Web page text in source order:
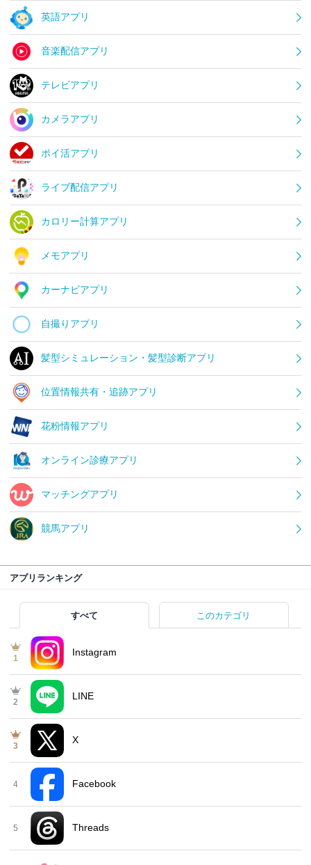
英語アプリ
音楽配信アプリ
テレビアプリ
カメラアプリ
ポイ活アプリ
ライブ配信アプリ
カロリー計算アプリ
メモアプリ
カーナビアプリ
自撮りアプリ
髪型シミュレーション・髪型診断アプリ
位置情報共有・追跡アプリ
花粉情報アプリ
オンライン診療アプリ
マッチングアプリ
競馬アプリ
アプリランキング
すべて このカテゴリ
1
Instagram
2
LINE
3
X
4 Facebook
5 Threads